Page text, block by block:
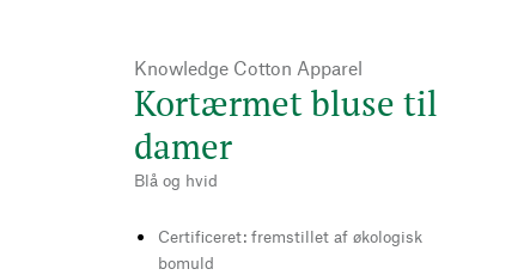
Knowledge Cotton Apparel
Kortærmet bluse til
damer
Blå og hvid
Certificeret: fremstillet af økologisk
bomuld